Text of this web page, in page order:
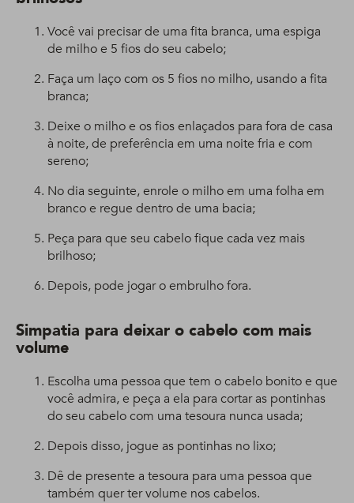
Você vai precisar de uma fita branca, uma espiga
de milho e 5 fios do seu cabelo;
Faça um laço com os 5 fios no milho, usando a fita
branca;
Deixe o milho e os fios enlaçados para fora de casa
à noite, de preferência em uma noite fria e com
sereno;
No dia seguinte, enrole o milho em uma folha em
branco e regue dentro de uma bacia;
Peça para que seu cabelo fique cada vez mais
brilhoso;
Depois, pode jogar o embrulho fora.
Simpatia para deixar o cabelo com mais
volume
Escolha uma pessoa que tem o cabelo bonito e que
você admira, e peça a ela para cortar as pontinhas
do seu cabelo com uma tesoura nunca usada;
Depois disso, jogue as pontinhas no lixo;
Dê de presente a tesoura para uma pessoa que
também quer ter volume nos cabelos.